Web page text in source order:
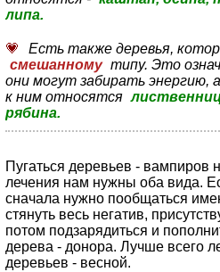
липа.
Есть также деревья,
смешанному типу. Это
они могут забирать энергию,
к ним относятся
рябина.
Пугаться деревьев - вампиров
лечения нам нужны оба вида.
сначала нужно пообщаться
стянуть весь негатив,
потом подзарядиться и
дерева - донора. Лучше всего
деревьев - весной.